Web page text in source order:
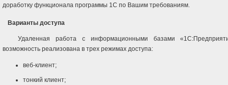
доработку функционала программы 1С по Вашим требованиям.
Варианты доступа
Удаленная работа с информационными базами
возможность реализована в трех режимах доступа:
веб-клиент;
тонкий клиент;